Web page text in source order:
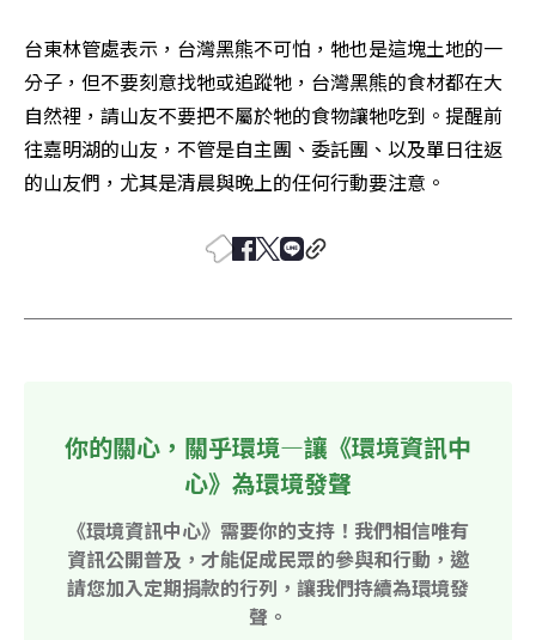
台東林管處表示，台灣黑熊不可怕，牠也是這塊土地的一
分子，但不要刻意找牠或追蹤牠，台灣黑熊的食材都在大
自然裡，請山友不要把不屬於牠的食物讓牠吃到。提醒前
往嘉明湖的山友，不管是自主團、委託團、以及單日往返
的山友們，尤其是清晨與晚上的任何行動要注意。
你的關心，關乎環境—讓《環境資訊中
心》為環境發聲
《環境資訊中心》需要你的支持！我們相信唯有
資訊公開普及，才能促成民眾的參與和行動，邀
請您加入定期捐款的行列，讓我們持續為環境發
聲。